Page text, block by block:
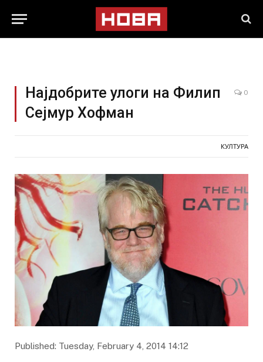
Најдобрите улоги на Филип
Сејмур Хофман
0
КУЛТУРА
Published: Tuesday, February 4, 2014 14:12